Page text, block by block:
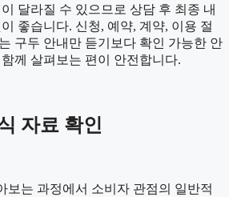
달라질 수 있으므로 상담 후 최종 내
좋습니다. 신청, 예약, 계약, 이용 절
구두 안내만 듣기보다 확인 가능한 안
께 살펴보는 편이 안전합니다.
자료 확인
보는 과정에서 소비자 관점의 일반적